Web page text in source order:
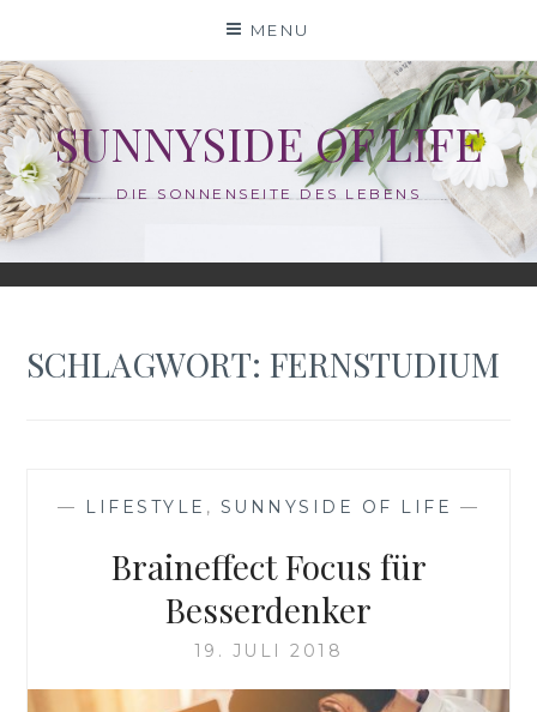
content
MENU
SUNNYSIDE OF LIFE
DIE SONNENSEITE DES LEBENS
SCHLAGWORT:FERNSTUDIUM
— LIFESTYLE , SUNNYSIDE OF LIFE —
Braineffect Focus für
Besserdenker
19. JULI 2018